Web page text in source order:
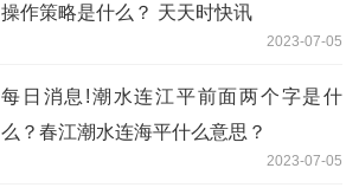
操作策略是什么？ 天天时快讯
2023-07-05
每日消息!潮水连江平前面两个字是什
么？春江潮水连海平什么意思？
2023-07-05